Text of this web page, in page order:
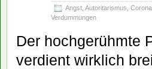
Angst Autoritarismus Corona
Verdummungen
Der hochgerühmte
verdient wirklich